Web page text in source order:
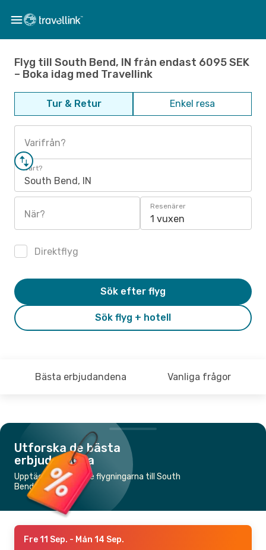
Flyg till South Bend, IN från endast 6095 SEK
– Boka idag med Travellink
Tur & Retur Enkel resa
Varifrån?
Vart?
South Bend, IN
När?
Resenärer
1 vuxen
Direktflyg
Sök flyg + hotell
Sök efter flyg
Bästa erbjudandena Vanliga frågor
Utforska de bästa
erbjudandena
Upptäck de billigaste flygningarna till South
Bend, IN
Fre 11 Sep. - Mån 14 Sep.